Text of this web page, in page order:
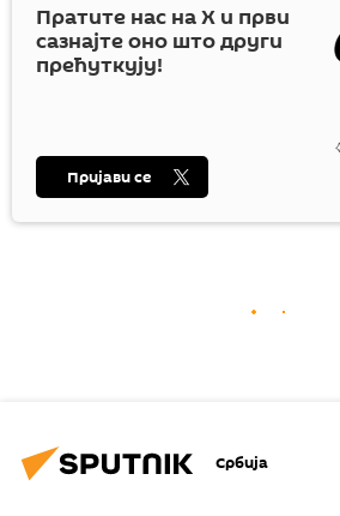
Пратите нас наX и први
сазнајте оно што други
прећуткују!
Пријави се
Србија